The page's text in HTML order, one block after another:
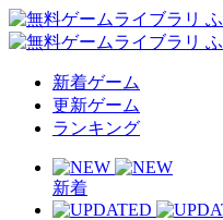
新着ゲーム
更新ゲーム
ランキング
新着